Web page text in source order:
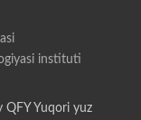
instituti
QFY Yuqori yuz